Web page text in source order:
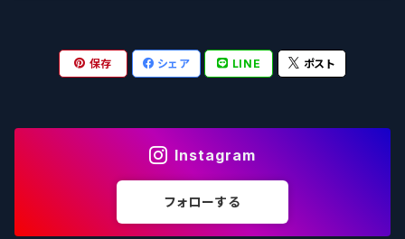
箕面ビール - MINOH BEER
サンクトガーレン - Sankt Gallen
ウェストコーストブルーイング -WCB
Mikkeller ミッケラー
Hop Nation ホップネーション
Brewski ブリュースキー
Lambiek Fabriek - ファブリーク
Marble / マーブル
Buxton - バクストン
Behemoth - ベヒーモス
Deep Creek Brewing Co.
8 Wired エイトワイアード
Isthmus イスムス
Strathcona ストラスコナ
ODIN BREWING オディン
Electric Bicycle エレクトリックバイシクル
Früh フリュー
Plank プランク
Tucher トゥーハー
保存 シェア LINE ポスト
Instagram
フォローする